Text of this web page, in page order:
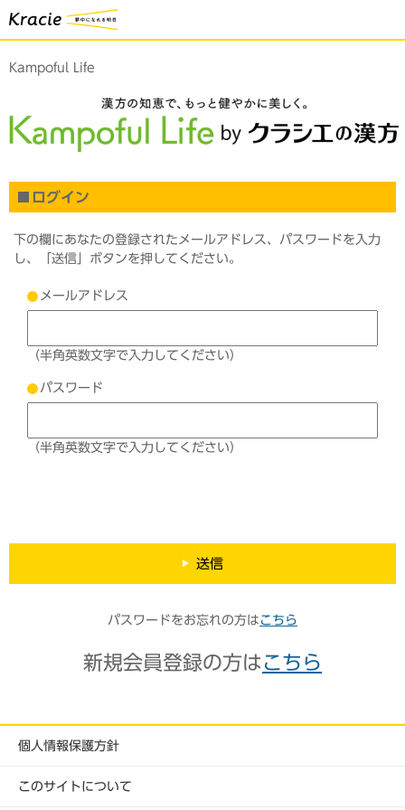
Kampoful Life
ログイン
下の欄にあなたの登録されたメールアドレス、パスワードを入力
し、「送信」ボタンを押してください。
メールアドレス
（半角英数文字で入力してください）
パスワード
（半角英数文字で入力してください）
送信
パスワードをお忘れの方は こちら
新規会員登録の方は こちら
個人情報保護方針
このサイトについて